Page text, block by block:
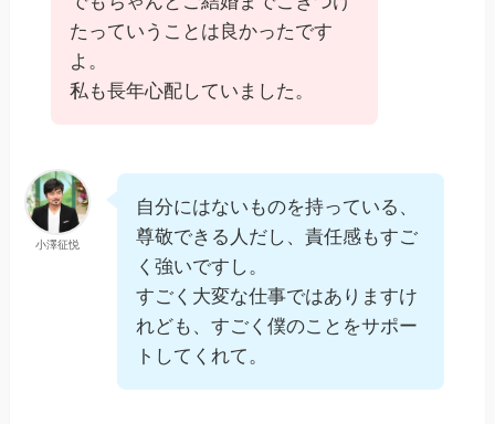
たっていうことは良かったです
よ。
私も長年心配していました。
小澤征悦
自分にはないものを持っている、
尊敬できる人だし、責任感もすご
く強いですし。
すごく大変な仕事ではありますけ
れども、すごく僕のことをサポー
トしてくれて。